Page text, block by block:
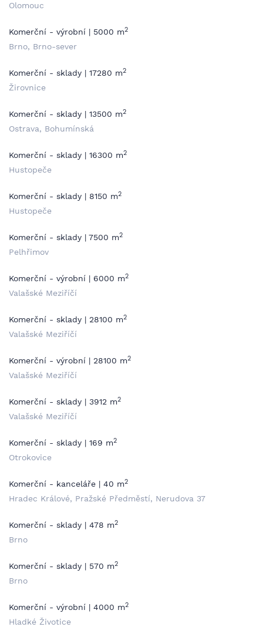
Olomouc
Komerční - výrobní | 5000 m2
Brno, Brno-sever
Komerční - sklady | 17280 m2
Žirovnice
Komerční - sklady | 13500 m2
Ostrava, Bohumínská
Komerční - sklady | 16300 m2
Hustopeče
Komerční - sklady | 8150 m2
Hustopeče
Komerční - sklady | 7500 m2
Pelhřimov
Komerční - výrobní | 6000 m2
Valašské Meziříčí
Komerční - sklady | 28100 m2
Valašské Meziříčí
Komerční - výrobní | 28100 m2
Valašské Meziříčí
Komerční - sklady | 3912 m2
Valašské Meziříčí
Komerční - sklady | 169 m2
Otrokovice
Komerční - kanceláře | 40 m2
Hradec Králové, Pražské Předměstí, Nerudova 37
Komerční - sklady | 478 m2
Brno
Komerční - sklady | 570 m2
Brno
Komerční - výrobní | 4000 m2
Hladké Životice